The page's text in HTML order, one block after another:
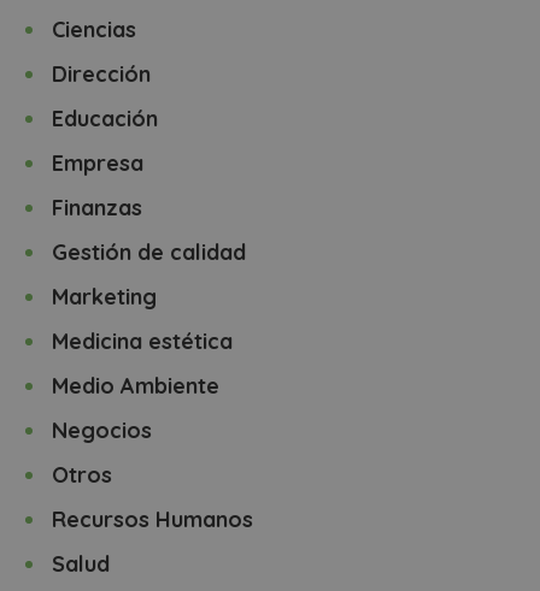
Ciencias
Dirección
Educación
Empresa
Finanzas
Gestión de calidad
Marketing
Medicina estética
Medio Ambiente
Negocios
Otros
Recursos Humanos
Salud